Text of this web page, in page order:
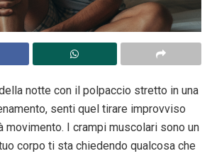
notte con il polpaccio stretto in una
senti quel tirare improvviso
movimento. I crampi muscolari sono un
corpo ti sta chiedendo qualcosa che